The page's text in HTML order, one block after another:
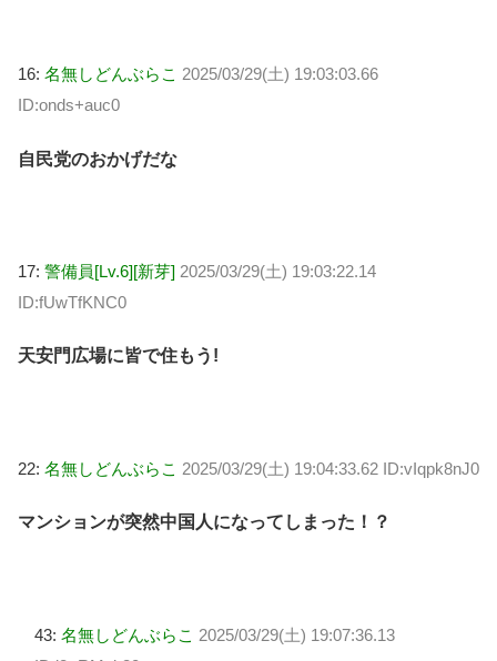
16: 名無しどんぶらこ 2025/03/29(土) 19:03:03.66
ID:onds+auc0
自民党のおかげだな
17: 警備員[Lv.6][新芽] 2025/03/29(土) 19:03:22.14
ID:fUwTfKNC0
天安門広場に皆で住もう!
22: 名無しどんぶらこ 2025/03/29(土) 19:04:33.62 ID:vIqpk8nJ0
マンションが突然中国人になってしまった！？
43: 名無しどんぶらこ 2025/03/29(土) 19:07:36.13